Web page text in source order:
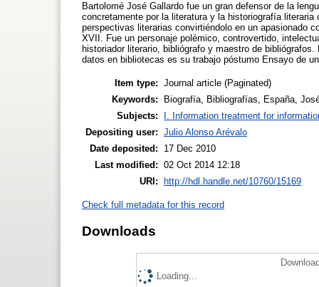
Bartolomé José Gallardo fue un gran defensor de la
concretamente por la literatura y la historiografía
perspectivas literarias convirtiéndolo en un apasionado
XVII. Fue un personaje polémico, controvertido,
historiador literario, bibliógrafo y maestro de
datos en bibliotecas es su trabajo póstumo Ensayo de
Item type: Journal article (Paginated)
Keywords:
Biografía, Bibliografías, España,
Subjects:
I. Information treatment for
Depositing user: Julio Alonso Arévalo
Date deposited:
17 Dec 2010
Last modified: 02 Oct 2014 12:18
URI:
http://hdl.handle.net/10760/15169
Check full metadata for this record
Downloads
Loading...